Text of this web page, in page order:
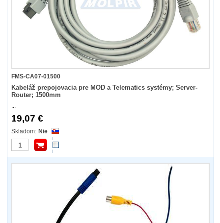
FMS-CA07-01500
Kabeláž prepojovacia pre MOD a Telematics systémy; Server-
Router; 1500mm
...
19,07 €
Nie